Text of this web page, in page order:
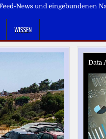
News und eingebundenen
WISSEN
Data